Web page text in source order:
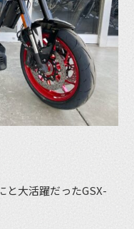
と大活躍だったGSX-